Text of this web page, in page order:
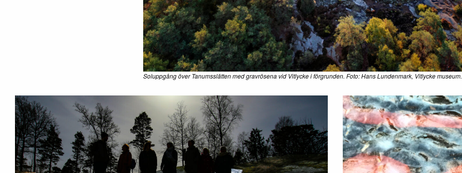
Soluppgång över Tanumsslätten med gravrösena vid Vitlycke i förgrunden. Foto: Hans Lundenmark, Vitlycke museum.